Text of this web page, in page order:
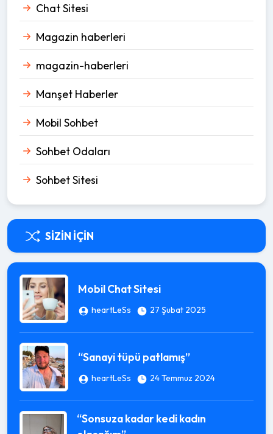
Chat Sitesi
Magazin haberleri
magazin-haberleri
Manşet Haberler
Mobil Sohbet
Sohbet Odaları
Sohbet Sitesi
SIZIN İÇIN
Mobil Chat Sitesi
heartLeSs 27 Şubat 2025
“Sanayi tüpü patlamış”
heartLeSs 24 Temmuz 2024
“Sonsuza kadar kedi kadın